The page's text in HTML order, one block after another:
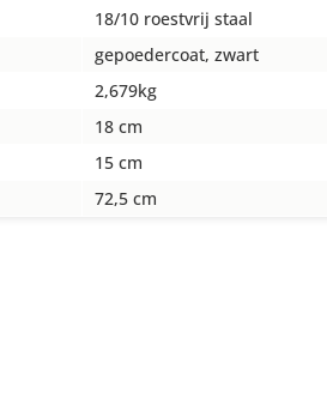
18/10 roestvrij staal
gepoedercoat, zwart
2,679kg
18 cm
15 cm
72,5 cm